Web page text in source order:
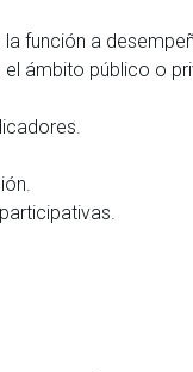
función a
el ámbito público o